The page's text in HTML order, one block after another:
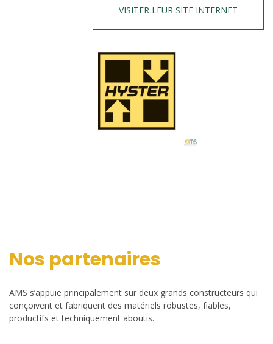
VISITER LEUR SITE INTERNET
Nos partenaires
AMS s’appuie principalement sur deux grands constructeurs qui
conçoivent et fabriquent des matériels robustes, fiables,
productifs et techniquement aboutis.